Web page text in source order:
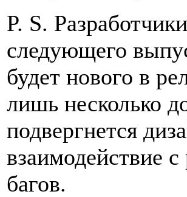
P. S.
следующего
будет нового в
лишь несколько
подвергнется
взаимодействие
багов.